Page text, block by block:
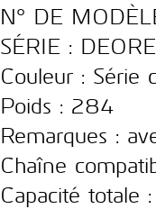
N° DE
SÉRIE :
Couleur : Série
Poids : 284
Remarques :
Chaîne
Capacité totale